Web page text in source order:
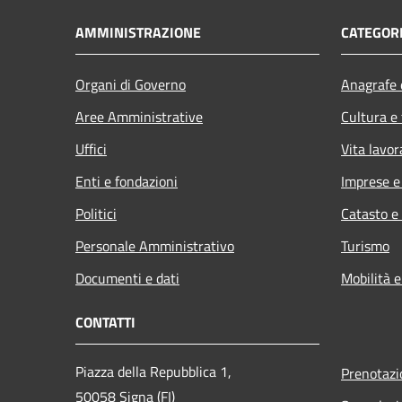
AMMINISTRAZIONE
Organi di Governo
Aree Amministrative
Uffici
Enti e fondazioni
Politici
Personale Amministrativo
Documenti e dati
Cultura
Vita
Imprese
Catasto
Turismo
Mobilità
CONTATTI
Piazza della Repubblica 1,
50058 Signa (FI)